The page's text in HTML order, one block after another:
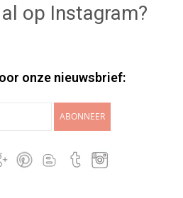
op Instagram?
onze nieuwsbrief:
ABONNEER